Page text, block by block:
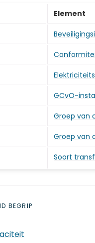
Element
GCvO-
Groep van
Groep van
Soort
BEGRIP